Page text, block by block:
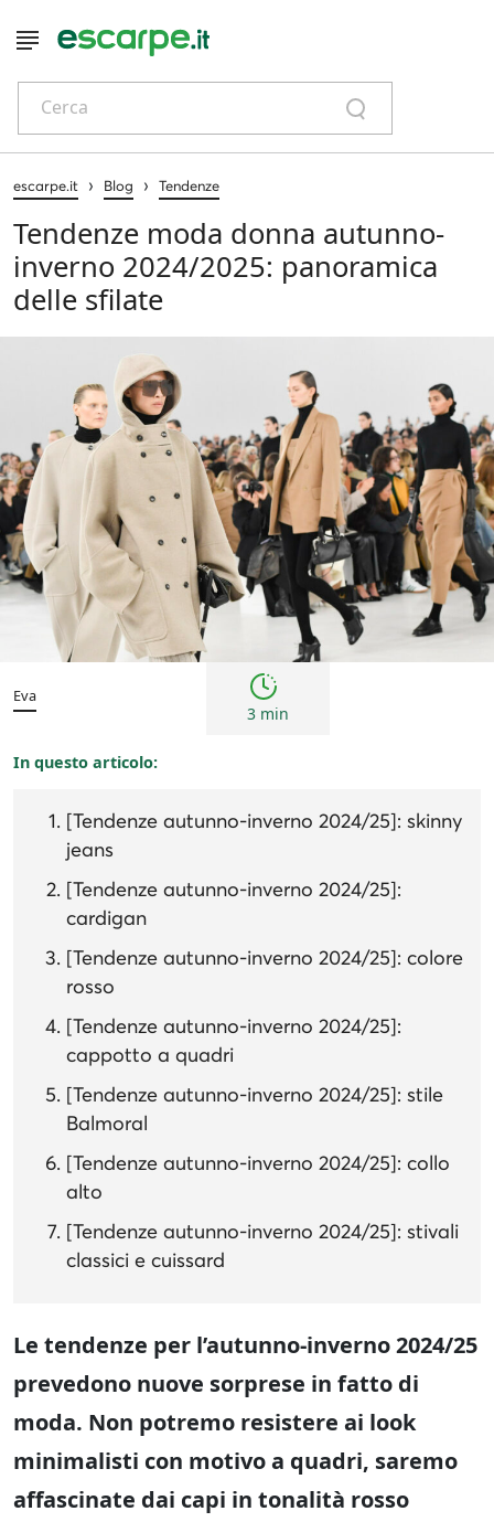
Cerca
escarpe.it › Blog › Tendenze
Tendenze moda donna autunno-
inverno 2024/2025: panoramica
delle sfilate
Tendenze
Eva
3 min
In questo articolo:
[Tendenze autunno-inverno 2024/25]: skinny
jeans
[Tendenze autunno-inverno 2024/25]:
cardigan
[Tendenze autunno-inverno 2024/25]: colore
rosso
[Tendenze autunno-inverno 2024/25]:
cappotto a quadri
[Tendenze autunno-inverno 2024/25]: stile
Balmoral
[Tendenze autunno-inverno 2024/25]: collo
alto
[Tendenze autunno-inverno 2024/25]: stivali
classici e cuissard
Le tendenze per l’autunno-inverno 2024/25
prevedono nuove sorprese in fatto di
moda. Non potremo resistere ai look
minimalisti con motivo a quadri, saremo
affascinate dai capi in tonalità rosso